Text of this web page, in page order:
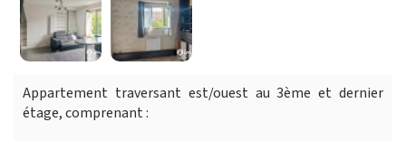
Appartement traversant est/ouest au 3ème et dernier
étage, comprenant :